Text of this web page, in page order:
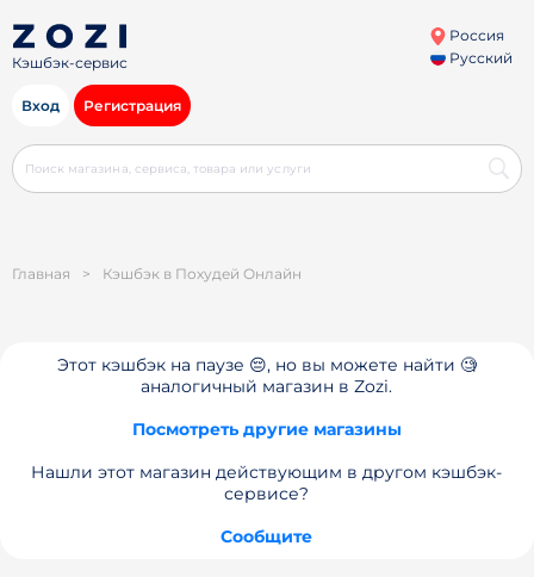
Кэшбэк-сервис
Россия
Русский
Вход Регистрация
Главная > Кэшбэк в Похудей Онлайн
Этот кэшбэк на паузе 😔, но вы можете найти 🧐
аналогичный магазин в Zozi.
Посмотреть другие магазины
Нашли этот магазин действующим в другом кэшбэк-
сервисе?
Сообщите